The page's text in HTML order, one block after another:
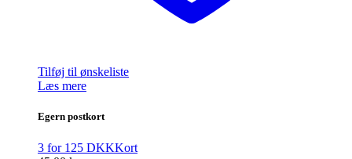
Tilføj til ønskeliste
Læs mere
Egern postkort
3 for 125 DKKKort